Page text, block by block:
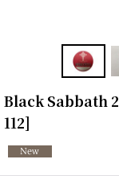
Black Sabbath
112]